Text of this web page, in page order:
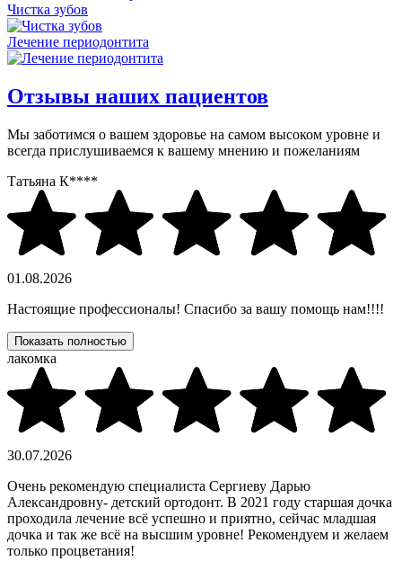
Чистка зубов
Лечение периодонтита
Отзывы наших пациентов
Мы заботимся о вашем здоровье на самом высоком уровне и
всегда прислушиваемся к вашему мнению и пожеланиям
Татьяна К****
01.08.2026
Настоящие профессионалы! Спасибо за вашу помощь нам!!!!
Показать полностью
лакомка
30.07.2026
Очень рекомендую специалиста Сергиеву Дарью
Александровну- детский ортодонт. В 2021 году старшая дочка
проходила лечение всё успешно и приятно, сейчас младшая
дочка и так же всё на высшим уровне! Рекомендуем и желаем
только процветания!